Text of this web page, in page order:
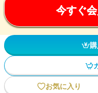
今すぐ
お気に入り